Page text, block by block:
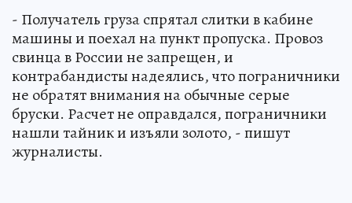
- Получатель груза спрятал слитки в кабине
машины и поехал на пункт пропуска. Провоз
свинца в России не запрещен, и
контрабандисты надеялись, что пограничники
не обратят внимания на обычные серые
бруски. Расчет не оправдался, пограничники
нашли тайник и изъяли золото, - пишут
журналисты.